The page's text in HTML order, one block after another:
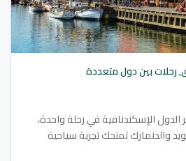
رحلات بين دول متعددة
الإسكندنافية في رحلة واحدة،
والدنمارك تمنحك تجربة سياحية